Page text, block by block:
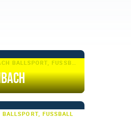
BALLSPORT, FUSSBALL
BALLSPORT, FUSSBALL